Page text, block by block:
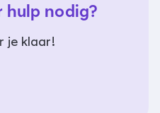
hulp nodig?
je klaar!